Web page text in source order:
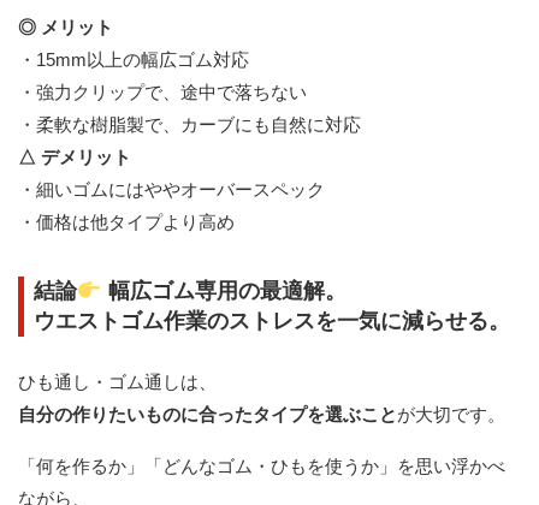
◎ メリット
・15mm以上の幅広ゴム対応
・強力クリップで、途中で落ちない
・柔軟な樹脂製で、カーブにも自然に対応
△ デメリット
・細いゴムにはややオーバースペック
・価格は他タイプより高め
結論
幅広ゴム専用の最適解。
ウエストゴム作業のストレスを一気に減らせる。
ひも通し・ゴム通しは、
自分の作りたいものに合ったタイプを選ぶことが大切です。
「何を作るか」「どんなゴム・ひもを使うか」を思い浮かべ
ながら、